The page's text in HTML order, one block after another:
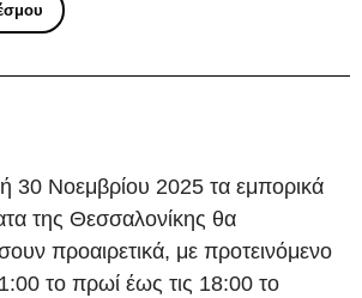
30 Νοεμβρίου 2025 τα εμπορικά
της Θεσσαλονίκης θα
προαιρετικά, με προτεινόμενο
το πρωί έως τις 18:00 το